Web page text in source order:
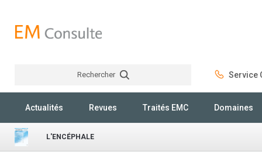
Rechercher Service
Actualités Revues Traités EMC Domaines
L'ENCÉPHALE